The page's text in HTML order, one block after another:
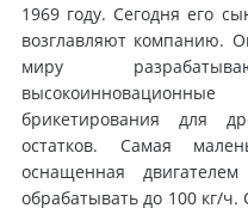
1969 году. Сегодня его
возглавляют компанию.
миру
брикетирования для
остатков. Самая
оснащенная
обрабатывать до 100 кг/ч.